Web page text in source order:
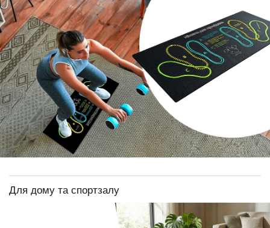
Для дому та спортзалу